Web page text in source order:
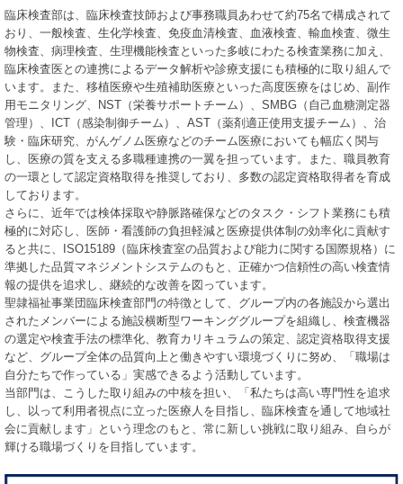
臨床検査部は、臨床検査技師および事務職員あわせて約75名で構成されて
おり、一般検査、生化学検査、免疫血清検査、血液検査、輸血検査、微生
物検査、病理検査、生理機能検査といった多岐にわたる検査業務に加え、
臨床検査医との連携によるデータ解析や診療支援にも積極的に取り組んで
います。また、移植医療や生殖補助医療といった高度医療をはじめ、副作
用モニタリング、NST（栄養サポートチーム）、SMBG（自己血糖測定器
管理）、ICT（感染制御チーム）、AST（薬剤適正使用支援チーム）、治
験・臨床研究、がんゲノム医療などのチーム医療においても幅広く関与
し、医療の質を支える多職種連携の一翼を担っています。また、職員教育
の一環として認定資格取得を推奨しており、多数の認定資格取得者を育成
しております。
さらに、近年では検体採取や静脈路確保などのタスク・シフト業務にも積
極的に対応し、医師・看護師の負担軽減と医療提供体制の効率化に貢献す
ると共に、ISO15189（臨床検査室の品質および能力に関する国際規格）に
準拠した品質マネジメントシステムのもと、正確かつ信頼性の高い検査情
報の提供を追求し、継続的な改善を図っています。
聖隷福祉事業団臨床検査部門の特徴として、グループ内の各施設から選出
されたメンバーによる施設横断型ワーキンググループを組織し、検査機器
の選定や検査手法の標準化、教育カリキュラムの策定、認定資格取得支援
など、グループ全体の品質向上と働きやすい環境づくりに努め、「職場は
自分たちで作っている」実感できるよう活動しています。
当部門は、こうした取り組みの中核を担い、「私たちは高い専門性を追求
し、以って利用者視点に立った医療人を目指し、臨床検査を通して地域社
会に貢献します」という理念のもと、常に新しい挑戦に取り組み、自らが
輝ける職場づくりを目指しています。